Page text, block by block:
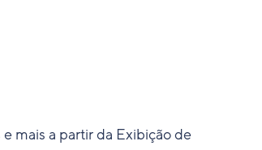
mais a partir da Exibição de